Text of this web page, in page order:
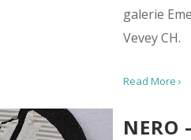
galerie
Vevey CH.
Read More ›
NERO